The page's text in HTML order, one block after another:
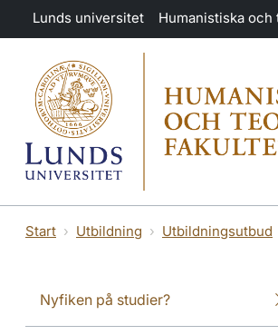
Hoppa till huvudinnehåll
Lunds universitet Humanistiska
Start Utbildning Utbildningsutbud
Nyfiken på studier?